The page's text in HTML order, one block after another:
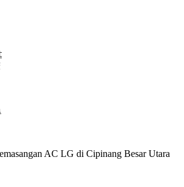
AC LG di Cipinang Besar Utara